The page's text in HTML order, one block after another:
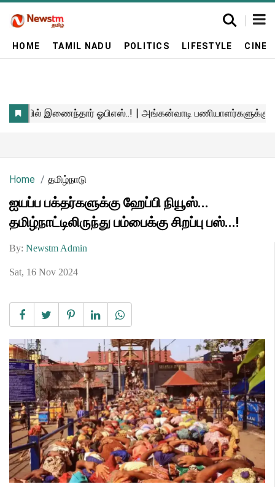
HOME TAMIL NADU POLITICS LIFESTYLE
Home தமிழ்நாடு
ஐயப்ப பக்தர்களுக்கு ஹேப்பி நியூஸ்...
தமிழ்நாட்டிலிருந்து பம்பைக்கு சிறப்பு பஸ்...!
By: Newstm Admin
Sat, 16 Nov 2024